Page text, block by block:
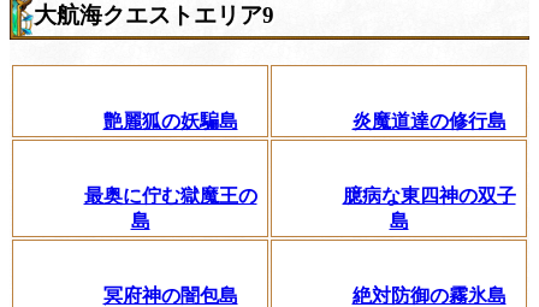
大航海クエストエリア9
艶麗狐の妖騙島 炎魔道達の修行島
最奥に佇む獄魔王の
島
臆病な東四神の双子
島
冥府神の闇包島 絶対防御の霧氷島